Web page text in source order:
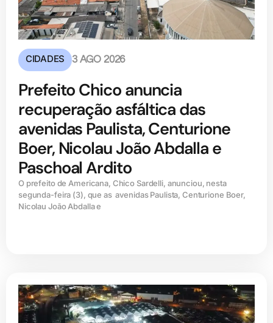
CIDADES 3 AGO 2026
Prefeito Chico anuncia
recuperação asfáltica das
avenidas Paulista, Centurione
Boer, Nicolau João Abdalla e
Paschoal Ardito
O prefeito de Americana, Chico Sardelli, anunciou, nesta
segunda-feira (3), que as avenidas Paulista, Centurione Boer,
Nicolau João Abdalla e